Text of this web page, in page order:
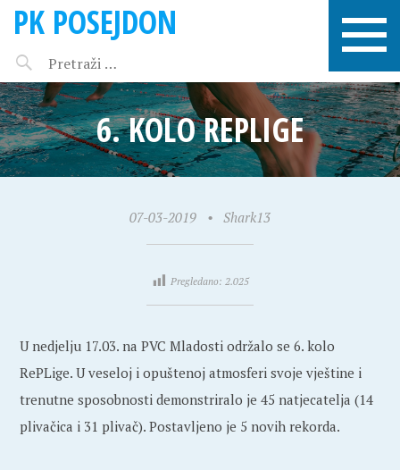
PK POSEJDON
6. KOLO REPLIGE
07-03-2019 • Shark13
Pregledano: 2.025
U nedjelju 17.03. na PVC Mladosti održalo se 6. kolo
RePLige. U veseloj i opuštenoj atmosferi svoje vještine i
trenutne sposobnosti demonstriralo je 45 natjecatelja (14
plivačica i 31 plivač). Postavljeno je 5 novih rekorda.